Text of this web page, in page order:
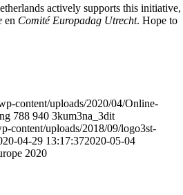
actively supports this initiative,
en Comité Europadag Utrecht. Hope to
content/uploads/2020/04/Online-
788 940 3kum3na_3dit
content/uploads/2018/09/logo3st-
04-29 13:17:372020-05-04
2020